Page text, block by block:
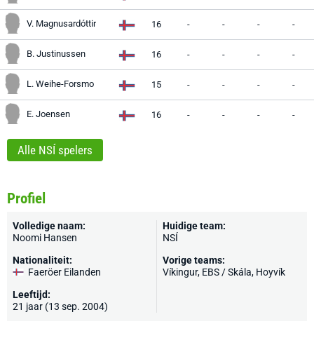
V. Magnusardóttir 16 - - - -
B. Justinussen 16 - - - -
L. Weihe-Forsmo 15 - - - -
E. Joensen 16 - - - -
Alle NSÍ spelers
Profiel
Volledige naam:
Noomi Hansen
Nationaliteit:
Faeröer Eilanden
Leeftijd:
21 jaar (13 sep. 2004)
Huidige team:
NSÍ
Vorige teams:
Víkingur, EBS / Skála, Hoyvík